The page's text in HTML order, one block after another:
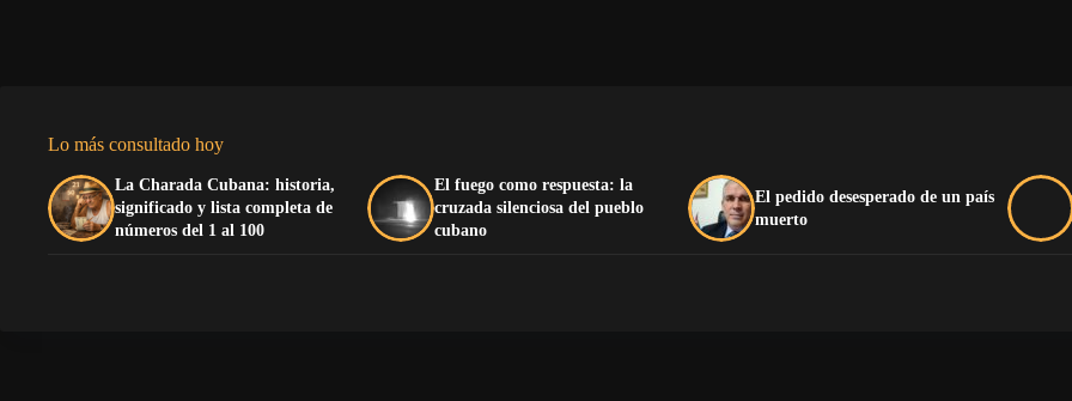
Lo más consultado hoy
La Charada Cubana: historia,
significado y lista completa de
números del 1 al 100
El fuego como respuesta: la
cruzada silenciosa del pueblo
cubano
El pedido desesperado de un país
muerto